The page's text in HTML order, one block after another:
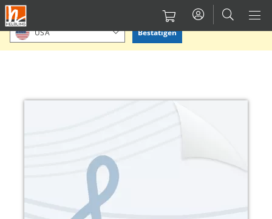
Direkt
zum
Inhalt
Bitte Standort bestätigen oder einen anderen auswählen.
USA Bestätigen